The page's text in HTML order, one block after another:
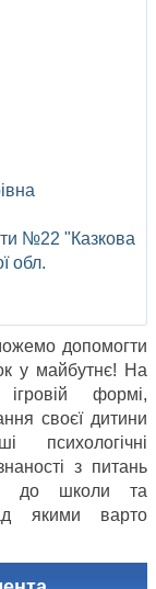
№22 "Казкова
обл.
допомогти
у майбутнє! На
формі,
своєї дитини
психологічні
з питань
до школи та
якими варто